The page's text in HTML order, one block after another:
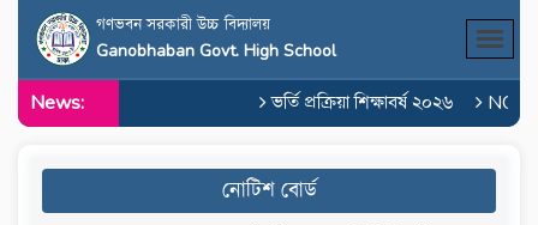
গণভবন সরকারী উচ্চ বিদ্যালয়
Ganobhaban Govt. High School
News: ভর্তি প্রক্রিয়া শিক্ষাবর্ষ ২০২৬ NOC
নোটিশ বোর্ড